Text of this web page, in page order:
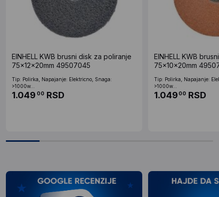
EINHELL KWB brusni disk za poliranje
75x12x20mm 49507045
Tip: Polirka, Napajanje: Elektricno, Snaga:
>1000w...
1.049 00 RSD
EINHELL KWB
75x10x20mm
Tip: Polirka, Napajanje:
>1000w...
1.049 00 RSD